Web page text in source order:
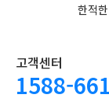
한적
고객센터
1588-